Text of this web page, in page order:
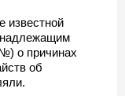
известной
надлежащим
о причинах
об